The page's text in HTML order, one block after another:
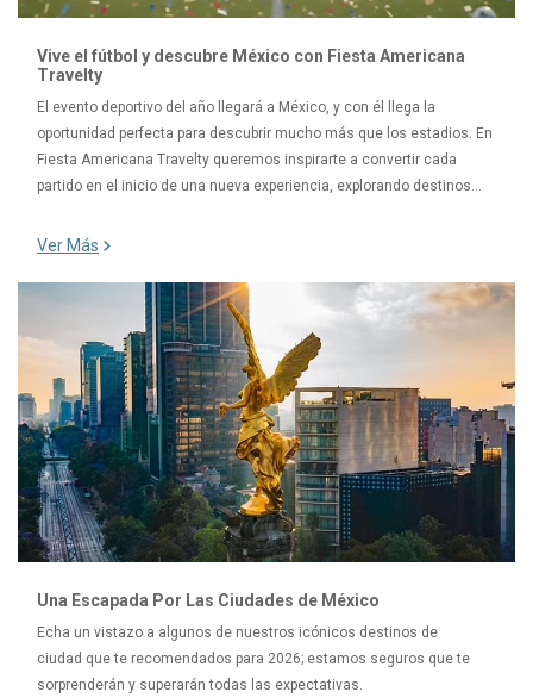
Vive el fútbol y descubre México con Fiesta Americana
Travelty
El evento deportivo del año llegará a México, y con él llega la
oportunidad perfecta para descubrir mucho más que los estadios. En
Fiesta Americana Travelty queremos inspirarte a convertir cada
partido en el inicio de una nueva experiencia, explorando destinos…
Ver Más
Una Escapada Por Las Ciudades de México
Echa un vistazo a algunos de nuestros icónicos destinos de
ciudad que te recomendados para 2026; estamos seguros que te
sorprenderán y superarán todas las expectativas.